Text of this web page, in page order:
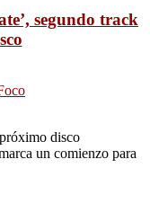
segundo track
disco
un comienzo para